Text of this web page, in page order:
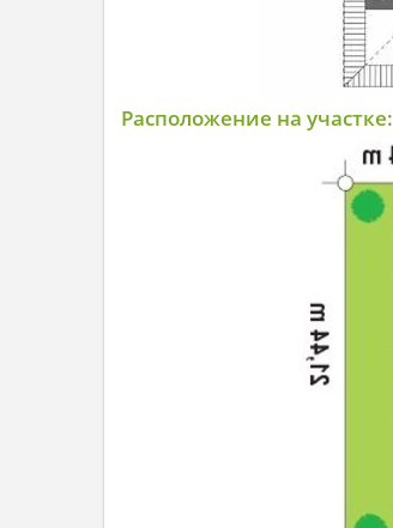
Расположение на участке: